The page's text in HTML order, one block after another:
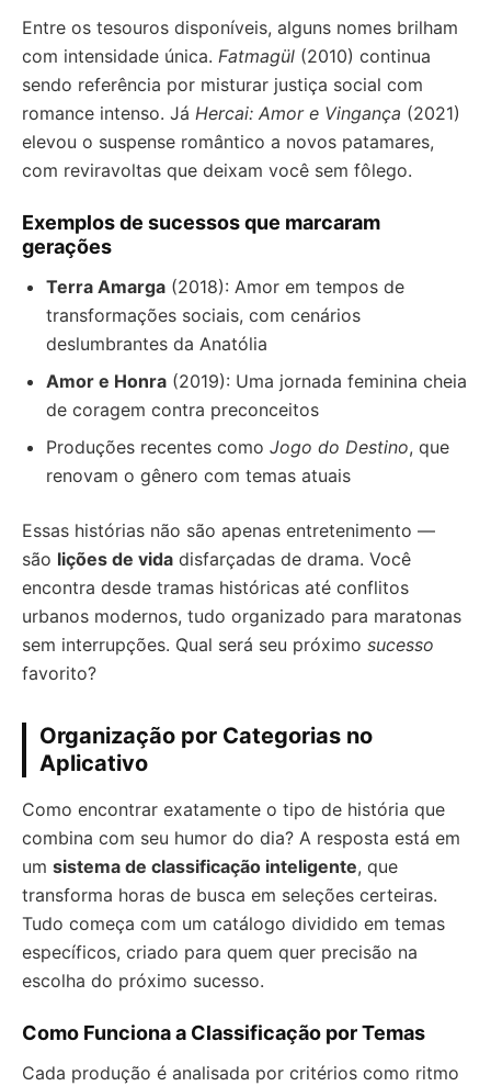
Entre os tesouros disponíveis, alguns nomes brilham
com intensidade única. Fatmagül (2010) continua
sendo referência por misturar justiça social com
romance intenso. Já Hercai: Amor e Vingança (2021)
elevou o suspense romântico a novos patamares,
com reviravoltas que deixam você sem fôlego.
Exemplos de sucessos que marcaram
gerações
Terra Amarga (2018): Amor em tempos de
transformações sociais, com cenários
deslumbrantes da Anatólia
Amor e Honra (2019): Uma jornada feminina cheia
de coragem contra preconceitos
Produções recentes como Jogo do Destino, que
renovam o gênero com temas atuais
Essas histórias não são apenas entretenimento —
são lições de vida disfarçadas de drama. Você
encontra desde tramas históricas até conflitos
urbanos modernos, tudo organizado para maratonas
sem interrupções. Qual será seu próximo sucesso
favorito?
Organização por Categorias no
Aplicativo
Como encontrar exatamente o tipo de história que
combina com seu humor do dia? A resposta está em
um sistema de classificação inteligente, que
transforma horas de busca em seleções certeiras.
Tudo começa com um catálogo dividido em temas
específicos, criado para quem quer precisão na
escolha do próximo sucesso.
Como Funciona a Classificação por Temas
Cada produção é analisada por critérios como ritmo